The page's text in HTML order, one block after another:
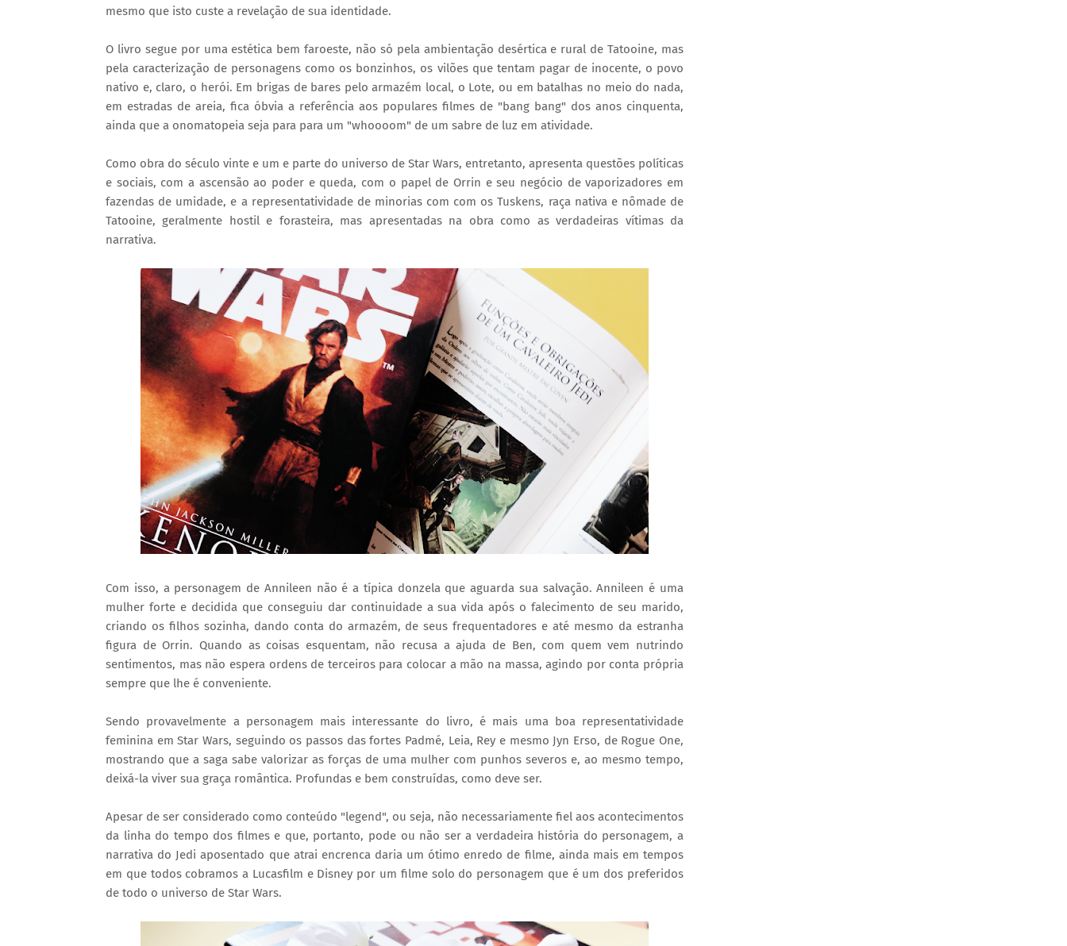
mesmo que isto custe a revelação de sua identidade.
O livro segue por uma estética bem faroeste, não só pela ambientação desértica e rural de Tatooine, mas
pela caracterização de personagens como os bonzinhos, os vilões que tentam pagar de inocente, o povo
nativo e, claro, o herói. Em brigas de bares pelo armazém local, o Lote, ou em batalhas no meio do nada,
em estradas de areia, fica óbvia a referência aos populares filmes de "bang bang" dos anos cinquenta,
ainda que a onomatopeia seja para para um "whoooom" de um sabre de luz em atividade.
Como obra do século vinte e um e parte do universo de Star Wars, entretanto, apresenta questões políticas
e sociais, com a ascensão ao poder e queda, com o papel de Orrin e seu negócio de vaporizadores em
fazendas de umidade, e a representatividade de minorias com com os Tuskens, raça nativa e nômade de
Tatooine, geralmente hostil e forasteira, mas apresentadas na obra como as verdadeiras vítimas da
narrativa.
Com isso, a personagem de Annileen não é a típica donzela que aguarda sua salvação. Annileen é uma
mulher forte e decidida que conseguiu dar continuidade a sua vida após o falecimento de seu marido,
criando os filhos sozinha, dando conta do armazém, de seus frequentadores e até mesmo da estranha
figura de Orrin. Quando as coisas esquentam, não recusa a ajuda de Ben, com quem vem nutrindo
sentimentos, mas não espera ordens de terceiros para colocar a mão na massa, agindo por conta própria
sempre que lhe é conveniente.
Sendo provavelmente a personagem mais interessante do livro, é mais uma boa representatividade
feminina em Star Wars, seguindo os passos das fortes Padmé, Leia, Rey e mesmo Jyn Erso, de Rogue One,
mostrando que a saga sabe valorizar as forças de uma mulher com punhos severos e, ao mesmo tempo,
deixá-la viver sua graça romântica. Profundas e bem construídas, como deve ser.
Apesar de ser considerado como conteúdo "legend", ou seja, não necessariamente fiel aos acontecimentos
da linha do tempo dos filmes e que, portanto, pode ou não ser a verdadeira história do personagem, a
narrativa do Jedi aposentado que atrai encrenca daria um ótimo enredo de filme, ainda mais em tempos
em que todos cobramos a Lucasfilm e Disney por um filme solo do personagem que é um dos preferidos
de todo o universo de Star Wars.